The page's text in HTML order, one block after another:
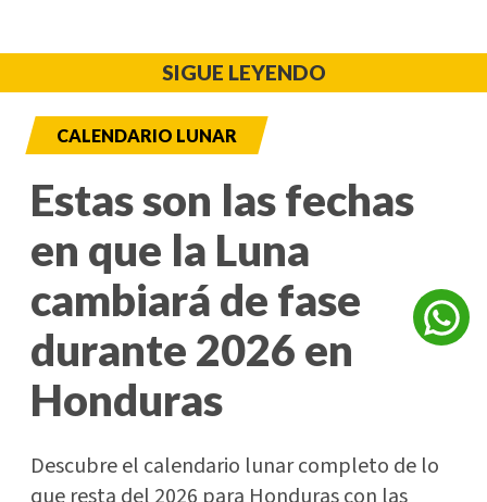
SIGUE LEYENDO
CALENDARIO LUNAR
Estas son las fechas
en que la Luna
cambiará de fase
durante 2026 en
Honduras
Descubre el calendario lunar completo de lo